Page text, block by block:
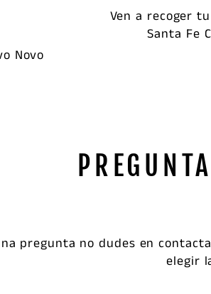
Novo
Ven a recoger
Santa Fe
pregunta no dudes en
elegir